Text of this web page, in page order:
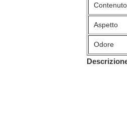
Aspetto
Odore